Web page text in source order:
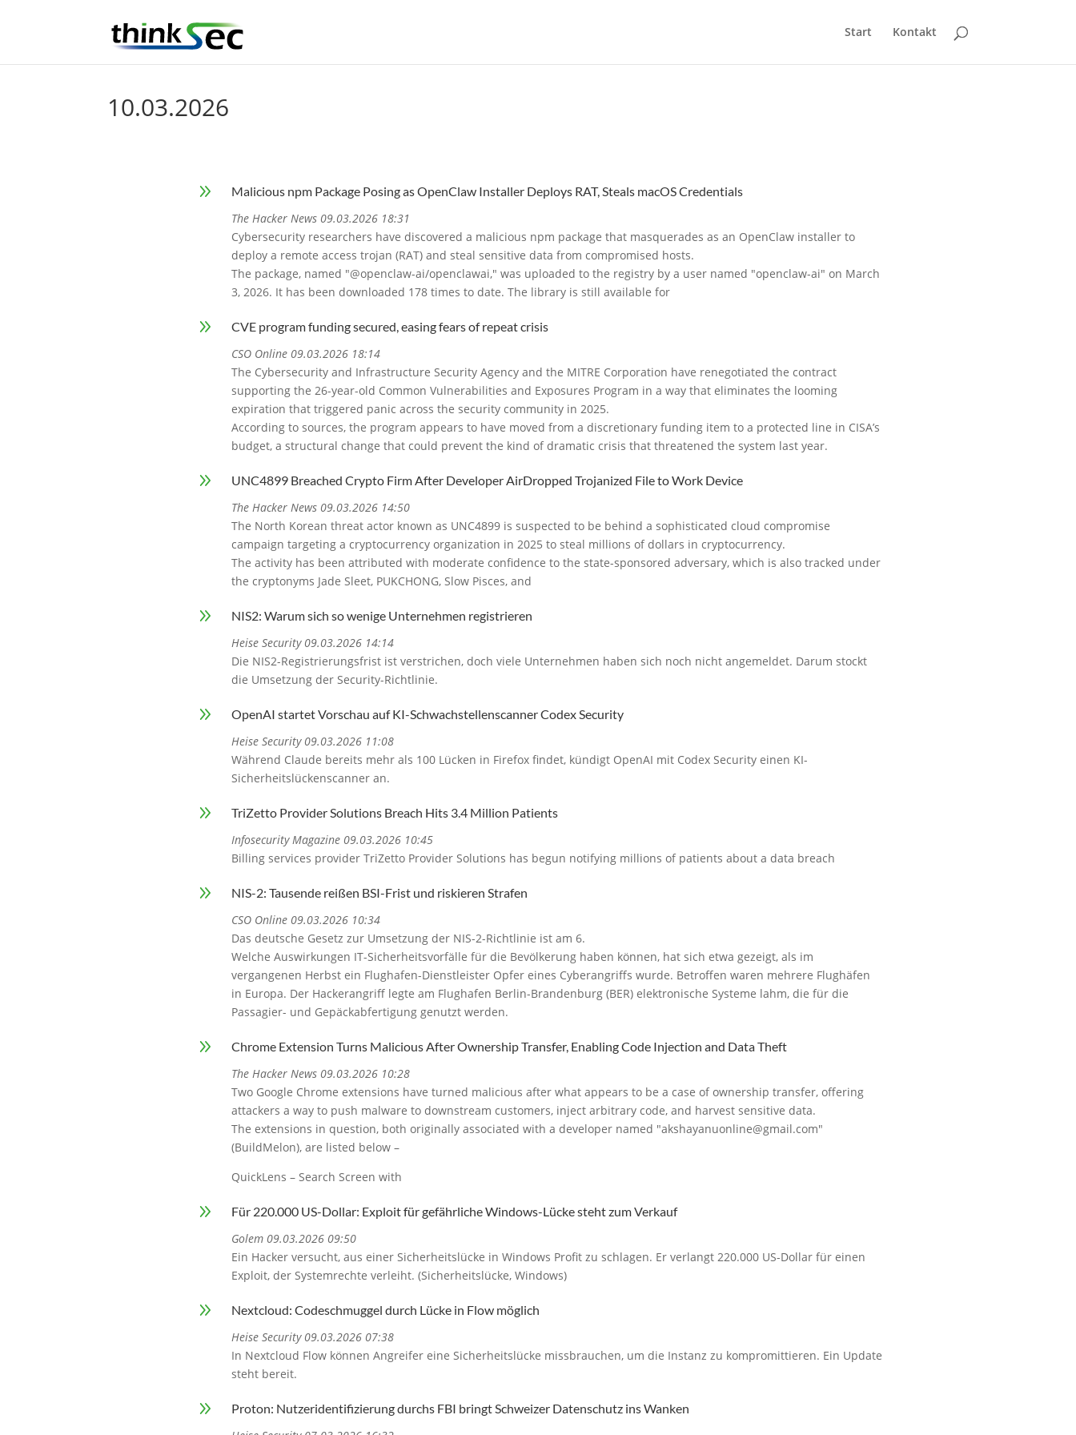
Start Kontakt
10.03.2026
9
Malicious npm Package Posing as OpenClaw Installer Deploys RAT, Steals macOS Credentials
The Hacker News 09.03.2026 18:31
Cybersecurity researchers have discovered a malicious npm package that masquerades as an OpenClaw installer to
deploy a remote access trojan (RAT) and steal sensitive data from compromised hosts.
The package, named "@openclaw-ai/openclawai," was uploaded to the registry by a user named "openclaw-ai" on March
3, 2026. It has been downloaded 178 times to date. The library is still available for
9
CVE program funding secured, easing fears of repeat crisis
CSO Online 09.03.2026 18:14
The Cybersecurity and Infrastructure Security Agency and the MITRE Corporation have renegotiated the contract
supporting the 26-year-old Common Vulnerabilities and Exposures Program in a way that eliminates the looming
expiration that triggered panic across the security community in 2025.
According to sources, the program appears to have moved from a discretionary funding item to a protected line in CISA’s
budget, a structural change that could prevent the kind of dramatic crisis that threatened the system last year.
9
UNC4899 Breached Crypto Firm After Developer AirDropped Trojanized File to Work Device
The Hacker News 09.03.2026 14:50
The North Korean threat actor known as UNC4899 is suspected to be behind a sophisticated cloud compromise
campaign targeting a cryptocurrency organization in 2025 to steal millions of dollars in cryptocurrency.
The activity has been attributed with moderate confidence to the state-sponsored adversary, which is also tracked under
the cryptonyms Jade Sleet, PUKCHONG, Slow Pisces, and
9
NIS2: Warum sich so wenige Unternehmen registrieren
Heise Security 09.03.2026 14:14
Die NIS2-Registrierungsfrist ist verstrichen, doch viele Unternehmen haben sich noch nicht angemeldet. Darum stockt
die Umsetzung der Security-Richtlinie.
9
OpenAI startet Vorschau auf KI-Schwachstellenscanner Codex Security
Heise Security 09.03.2026 11:08
Während Claude bereits mehr als 100 Lücken in Firefox findet, kündigt OpenAI mit Codex Security einen KI-
Sicherheitslückenscanner an.
9
TriZetto Provider Solutions Breach Hits 3.4 Million Patients
Infosecurity Magazine 09.03.2026 10:45
Billing services provider TriZetto Provider Solutions has begun notifying millions of patients about a data breach
9
NIS-2: Tausende reißen BSI-Frist und riskieren Strafen
CSO Online 09.03.2026 10:34
Das deutsche Gesetz zur Umsetzung der NIS-2-Richtlinie ist am 6.
Welche Auswirkungen IT-Sicherheitsvorfälle für die Bevölkerung haben können, hat sich etwa gezeigt, als im
vergangenen Herbst ein Flughafen-Dienstleister Opfer eines Cyberangriffs wurde. Betroffen waren mehrere Flughäfen
in Europa. Der Hackerangriff legte am Flughafen Berlin-Brandenburg (BER) elektronische Systeme lahm, die für die
Passagier- und Gepäckabfertigung genutzt werden.
9
Chrome Extension Turns Malicious After Ownership Transfer, Enabling Code Injection and Data Theft
The Hacker News 09.03.2026 10:28
Two Google Chrome extensions have turned malicious after what appears to be a case of ownership transfer, offering
attackers a way to push malware to downstream customers, inject arbitrary code, and harvest sensitive data.
The extensions in question, both originally associated with a developer named "akshayanuonline@gmail.com"
(BuildMelon), are listed below –
QuickLens – Search Screen with
9
Für 220.000 US-Dollar: Exploit für gefährliche Windows-Lücke steht zum Verkauf
Golem 09.03.2026 09:50
Ein Hacker versucht, aus einer Sicherheitslücke in Windows Profit zu schlagen. Er verlangt 220.000 US-Dollar für einen
Exploit, der Systemrechte verleiht. (Sicherheitslücke, Windows)
9
Nextcloud: Codeschmuggel durch Lücke in Flow möglich
Heise Security 09.03.2026 07:38
In Nextcloud Flow können Angreifer eine Sicherheitslücke missbrauchen, um die Instanz zu kompromittieren. Ein Update
steht bereit.
9
Proton: Nutzeridentifizierung durchs FBI bringt Schweizer Datenschutz ins Wanken